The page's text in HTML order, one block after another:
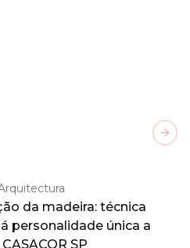
da madeira: técnica
personalidade única a
SP